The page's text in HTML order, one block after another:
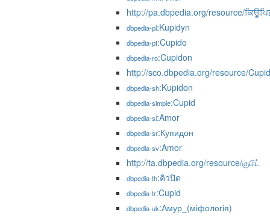
http://pa.dbpedia.org/resource/
dbpedia-pl:Kupidyn
dbpedia-pt:Cupido
dbpedia-ro:Cupidon
http://sco.dbpedia.org/resource/Cupid
dbpedia-sh:Kupidon
dbpedia-simple:Cupid
dbpedia-sl:Amor
dbpedia-sr:Купидон
dbpedia-sv:Amor
http://ta.dbpedia.org/resource/குபிட்
dbpedia-th:คิวปิด
dbpedia-tr:Cupid
dbpedia-uk:Амур_(міфологія)